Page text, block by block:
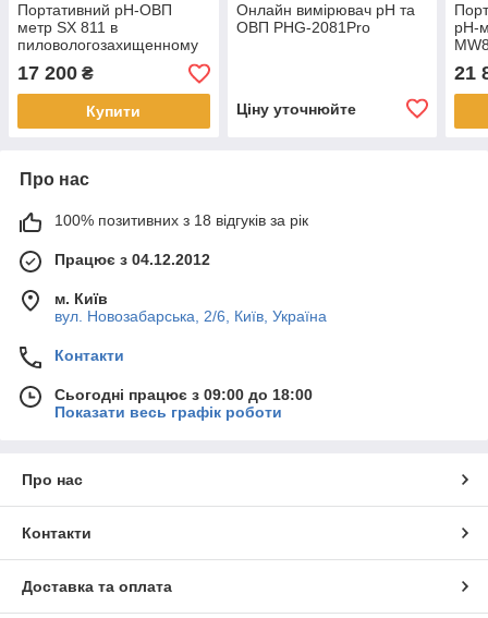
Портативний рН-ОВП
метр SX 811 в
пиловологозахищенному
корпусі
17 200 ₴
Купити
Онлайн вимірювач рН та
ОВП PHG-2081Pro
Ціну уточнюйте
рН-
21
Про нас
100% позитивних з 18 відгуків за рік
Працює з 04.12.2012
м. Київ
вул. Новозабарська, 2/6, Київ, Україна
Контакти
Сьогодні працює з 09:00 до 18:00
Показати весь графік роботи
Про нас
Контакти
Доставка та оплата